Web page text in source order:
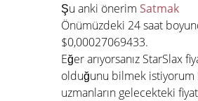
Şu anki önerim Satmak
Önümüzdeki 24 saat
$0,00027069433.
Eğer arıyorsanız StarSlax
olduğunu bilmek istiyorum
uzmanların gelecekteki